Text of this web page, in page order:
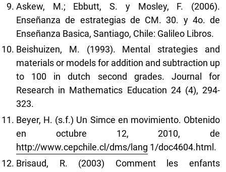
Askew, M.; Ebbutt, S. y Mosley, F. (2006).
Enseñanza de estrategias de CM. 30. y 4o. de
Enseñanza Basica, Santiago, Chile: Galileo Libros.
Beishuizen, M. (1993). Mental strategies and
materials or models for addition and subtraction up
to 100 in dutch second grades. Journal for
Research in Mathematics Education 24 (4), 294-
323.
Beyer, H. (s.f.) Un Simce en movimiento. Obtenido
en octubre 12, 2010, de
http://www.cepchile.cl/dms/lang 1/doc4604.html.
Brisaud, R. (2003) Comment les enfants